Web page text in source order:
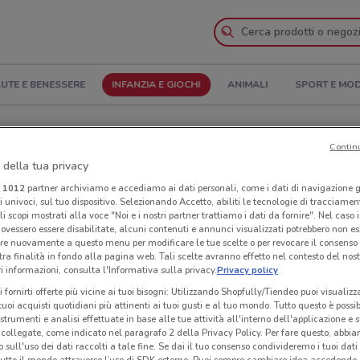
E BENESSERE INFANZIA E GIOCHI ANIMALI SPORT E
il Catalogo
Negozi Mornati Paglia nelle vicinanze
della tua privacy
1012partner archiviamo e accediamo ai dati personali, come i dati di navigazione
sul tuo dispositivo. Selezionando Accetto, abiliti le tecnologie di
scopi mostrati alla voce "Noi e i nostri partner trattiamo i dati da fornire". Nel caso
essere disabilitate, alcuni contenuti e annunci visualizzati potrebbero non
nuovamente a questo menu per modificare le tue scelte o per revocare il
finalità in fondo alla pagina web. Tali scelte avranno effetto nel contesto del
informazioni, consulta l'Informativa sulla privacy.Privacy policy
fornirti offerte più vicine ai tuoi bisogni: Utilizzando Shopfully/Tiendeo puoi
acquisti quotidiani più attinenti ai tuoi gusti e al tuo mondo. Tutto questo è
e analisi effettuate in base alle tue attività all'interno dell'applicazione e
come indicato nel paragrafo 2 della Privacy Policy. Per fare questo,
sull'uso dei dati raccolti a tale fine. Se dai il tuo consenso condivideremo i tuoi dati